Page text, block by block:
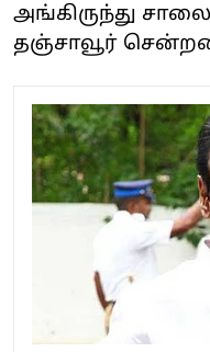
அங்கிருந்து
தஞ்சாவூர்